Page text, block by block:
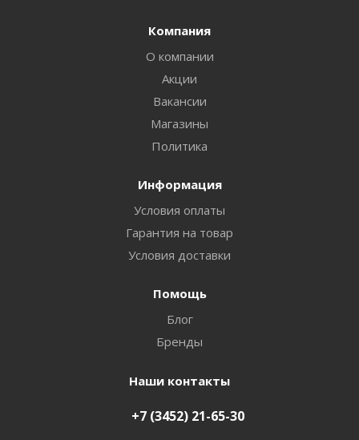
Компания
О компании
Акции
Вакансии
Магазины
Политика
Информация
Условия оплаты
Гарантия на товар
Условия доставки
Помощь
Блог
Бренды
Наши контакты
+7 (3452) 21-65-30